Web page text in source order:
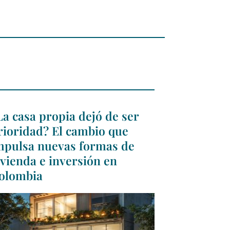
casa propia dejó de ser
El cambio que
nuevas formas de
e inversión en